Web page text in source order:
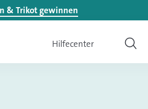
& Trikot gewinnen
Hilfecenter